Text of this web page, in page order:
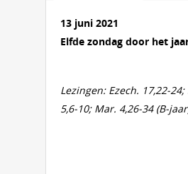
13 juni 2021
Elfde zondag door het
Lezingen: Ezech. 17,22-24;
5,6-10; Mar. 4,26-34 (B-